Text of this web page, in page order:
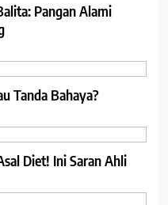
Pangan Alami
Tanda Bahaya?
Diet! Ini Saran Ahli